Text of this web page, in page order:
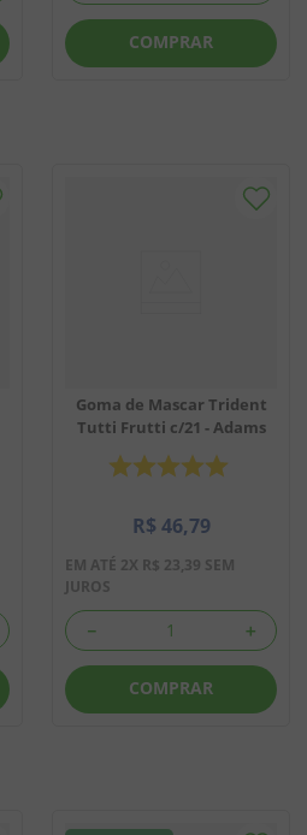
COMPRAR
Goma de Mascar Trident
Tutti Frutti c/21 - Adams
R$ 46,79
EM ATÉ 2X R$ 23,39 SEM
JUROS
＋
－
COMPRAR